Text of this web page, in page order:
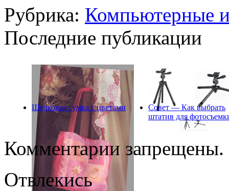
Рубрика: Компьютерные
Последние публикации
Шелковая сумка с цветами
Совет — Как выбрать
штатив для
Комментарии запрещены.
Отвлекись